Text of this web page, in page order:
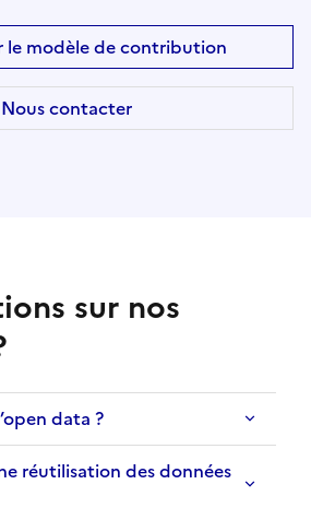
le modèle de contribution
Nous contacter
sur nos
data ?
réutilisation des données